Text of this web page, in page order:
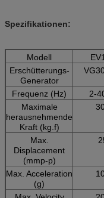
Spezifikationen:
Modell
Erschütterungs-
Generator
Frequenz (Hz) 2-
Maximale
herausnehmende
Kraft (kg.f)
Max.
Displacement
(mmp-p)
Max. Acceleration
(g)